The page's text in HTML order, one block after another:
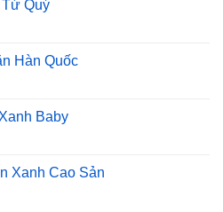
Quý
Quý
Hàn Quốc
Giống
Baby
Xanh Cao Sản